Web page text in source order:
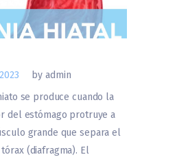
by admin
se produce cuando la
del estómago protruye a
grande que separa el
(diafragma). El